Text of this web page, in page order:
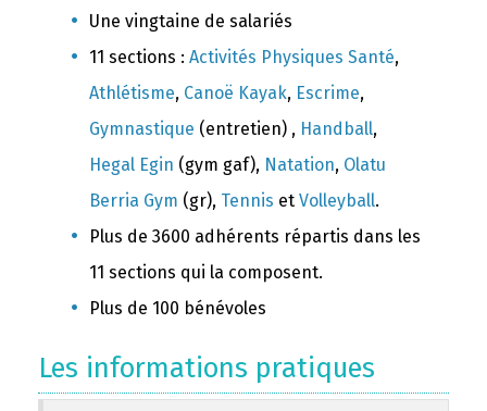
Une vingtaine de salariés
11 sections : Activités Physiques Santé,
Athlétisme, Canoë Kayak, Escrime,
Gymnastique (entretien) , Handball,
Hegal Egin (gym gaf), Natation, Olatu
Berria Gym (gr), Tennis et Volleyball.
Plus de 3600 adhérents répartis dans les
11 sections qui la composent.
Plus de 100 bénévoles
Les informations pratiques